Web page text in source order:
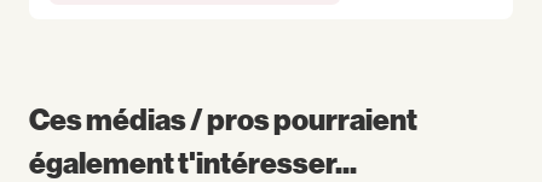
Ces médias / pros pourraient
également t'intéresser...